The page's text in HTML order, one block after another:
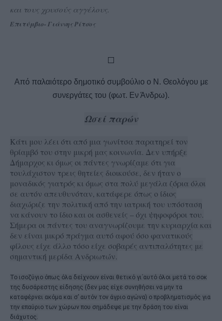
και τους χρυσούς αγγέλους.
Επιτύμβιο- Γιάννης Ρίτσος
Από παλαιότερο δημοτικό συμβούλιο ο Ν. Θεολόγου με
συνεργάτες του (φωτ. Εν Άνδρω).
Ωσεί παρών
Κάτι μου λέει ότι από μια γωνίτσα παρατηρεί τον
θρίαμβό του στην μικρή μας κοινωνία. Δεν υπήρξε
Δήμαρχος κι όμως οι πάντες γνωρίζαμε ότι για
τουλάχιστον τρεις θητείες διοικούσε, δεν ήταν ο
μοναδικός γιατρός κι όμως στα πολύ μεγάλα ζόρια όλοι
σε αυτόν απευθυνόταν, κατάφερε όπως ο ίδιος
διαχώριζε την πολιτική από την ιατρική του υπόσταση
να κάνουν το ίδιο και οι ασθενείς – όχι ψηφοφόροι του.
Σήμερα οι πάντες του αναγνωρίζουμε την κυριαρχία και
δεν είναι μικρό πράγμα αυτό αφού όσο φανατικούς
φίλους είχε άλλο τόσο είχε σοβαρές αντιπαλότητες με
σημαντική μερίδα Ανδριωτών.
Το ισοζύγιο όπως όλα δείχνουν είναι θετικό γι΄αυτό όλοι μετά το σοκ
της δυσάρεστης είδησης (δεν μας είχε συνηθήσει να μην τα
καταφέρνει ακόμα και σ’ αυτόν τον άγριο αγώνα) ο προβληματισμός για
την επαύριο των χώρων που σημάδεψε με την δράση του είναι
διάχυτος.